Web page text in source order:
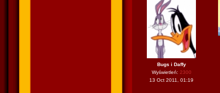
Bugs i Daffy
Wyświetleń: 2300
13 Oct 2011, 01:19